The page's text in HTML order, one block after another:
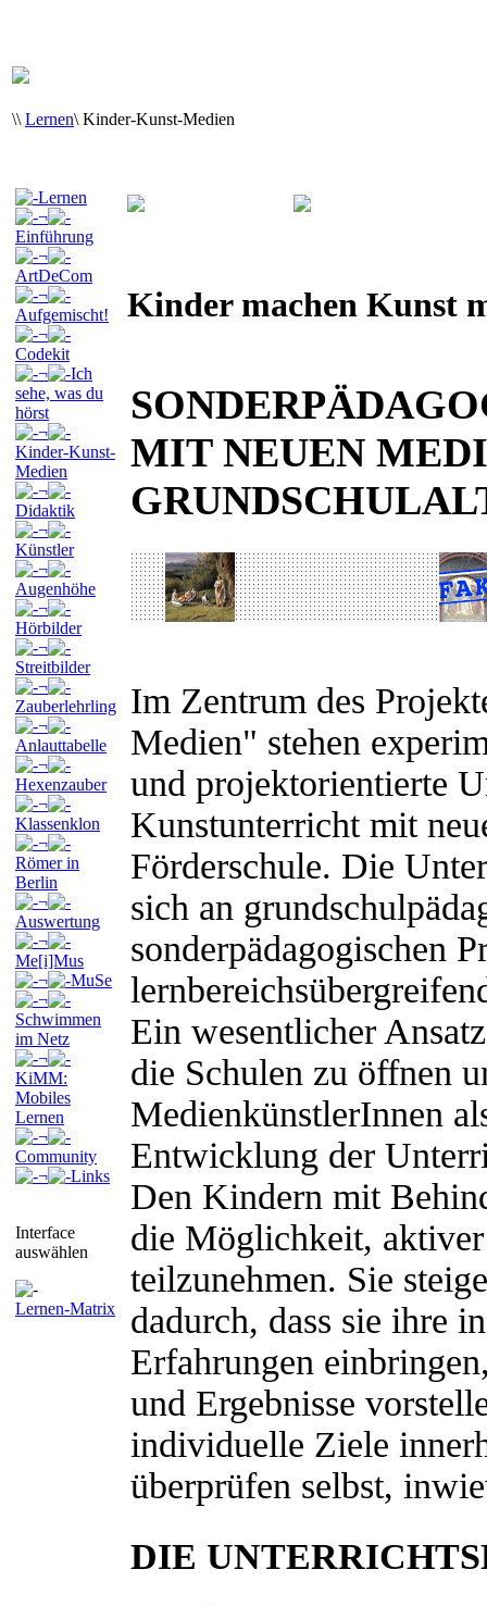
\\ Lernen\ Kinder-Kunst-Medien
Lernen
¬
Einführung
¬
ArtDeCom
¬
Aufgemischt!
¬
Codekit
¬
Ich
sehe, was du
hörst
¬
Kinder-Kunst-
Medien
¬
Didaktik
¬
Künstler
¬
Augenhöhe
¬
Hörbilder
¬
Streitbilder
¬
Zauberlehrling
¬
Anlauttabelle
¬
Hexenzauber
¬
Klassenklon
¬
Römer in
Berlin
¬
Auswertung
¬
Me[i]Mus
¬
MuSe
¬
Schwimmen
im Netz
¬
KiMM:
Mobiles
Lernen
¬
Community
¬
Links
Interface
auswählen
Lernen-Matrix
Kinder machen Kunst
MIT NEUEN
Im Zentrum des
Medien" stehen
und projektorientierte
Kunstunterricht mit
Förderschule. Die
sich an
sonderpädagogischen
Ein wesentlicher
die Schulen zu öffnen
MedienkünstlerInnen
Entwicklung der
Den Kindern mit
die Möglichkeit,
teilzunehmen. Sie
dadurch, dass sie ihre
Erfahrungen
und Ergebnisse
individuelle Ziele
überprüfen selbst,
DIE